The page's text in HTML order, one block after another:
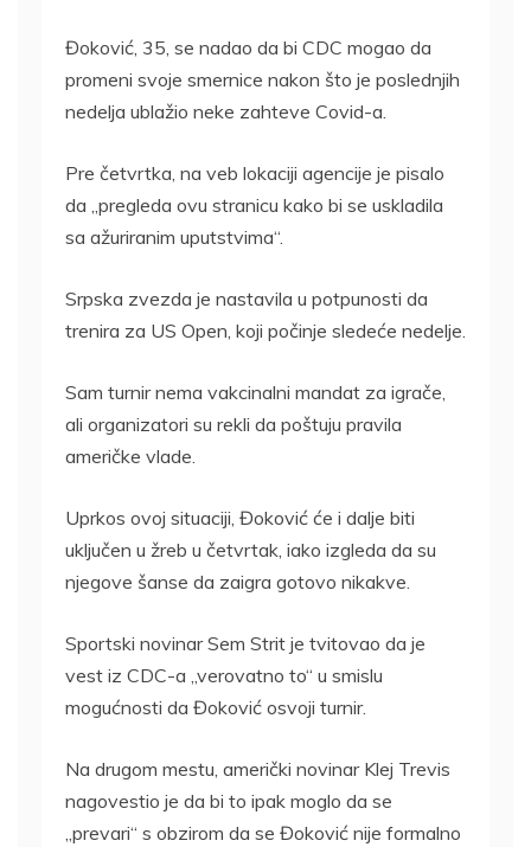
Đoković, 35, se nadao da bi CDC mogao da
promeni svoje smernice nakon što je poslednjih
nedelja ublažio neke zahteve Covid-a.
Pre četvrtka, na veb lokaciji agencije je pisalo
da „pregleda ovu stranicu kako bi se uskladila
sa ažuriranim uputstvima“.
Srpska zvezda je nastavila u potpunosti da
trenira za US Open, koji počinje sledeće nedelje.
Sam turnir nema vakcinalni mandat za igrače,
ali organizatori su rekli da poštuju pravila
američke vlade.
Uprkos ovoj situaciji, Đoković će i dalje biti
uključen u žreb u četvrtak, iako izgleda da su
njegove šanse da zaigra gotovo nikakve.
Sportski novinar Sem Strit je tvitovao da je
vest iz CDC-a „verovatno to“ u smislu
mogućnosti da Đoković osvoji turnir.
Na drugom mestu, američki novinar Klej Trevis
nagovestio je da bi to ipak moglo da se
„prevari“ s obzirom da se Đoković nije formalno